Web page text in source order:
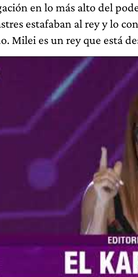
en lo más alto del
estafaban al rey y lo
Milei es un rey que está